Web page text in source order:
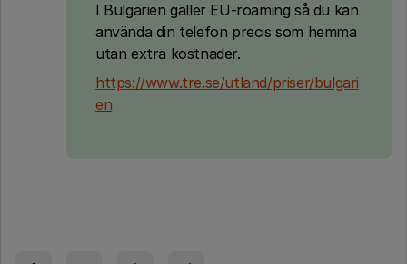
I Bulgarien gäller EU-roaming så du kan
använda din telefon precis som hemma
utan extra kostnader.
https://www.tre.se/utland/priser/bulgari
en